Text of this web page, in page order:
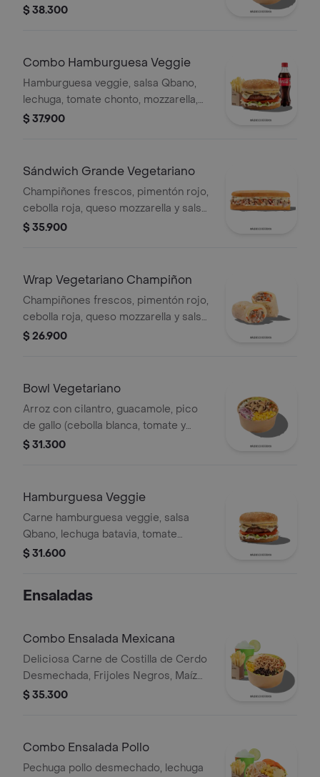
cilantro), maíz tierno, cebolla roja y
$ 38.300
Combo Hamburguesa Veggie
Hamburguesa veggie, salsa Qbano,
lechuga, tomate chonto, mozzarella,
champiñón, cilantro, salsa de queso
$ 37.900
Sándwich Grande Vegetariano
Champiñones frescos, pimentón rojo,
cebolla roja, queso mozzarella y salsa
Qbano.
$ 35.900
Wrap Vegetariano Champiñon
Champiñones frescos, pimentón rojo,
cebolla roja, queso mozzarella y salsa
Qbano.
$ 26.900
Bowl Vegetariano
Arroz con cilantro, guacamole, pico
de gallo (cebolla blanca, tomate y
cilantro), maíz tierno, cebolla roja y
$ 31.300
Hamburguesa Veggie
Carne hamburguesa veggie, salsa
Qbano, lechuga batavia, tomate
chonto, queso mozzarella, champiñón
$ 31.600
Ensaladas
Combo Ensalada Mexicana
Deliciosa Carne de Costilla de Cerdo
Desmechada, Frijoles Negros, Maíz
tierno, Queso mozzarella, Guacamole,
$ 35.300
Combo Ensalada Pollo
Pechuga pollo desmechado, lechuga